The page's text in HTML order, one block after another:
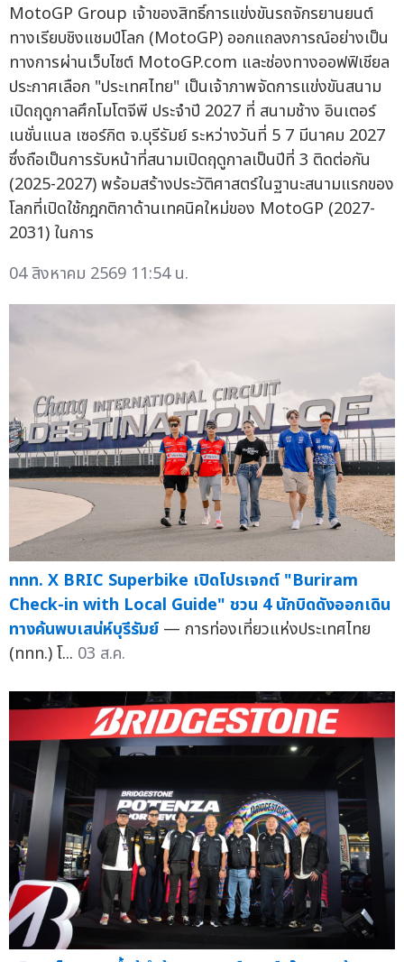
MotoGP Group เจ้าของสิทธิ์การแข่งขันรถจักรยานยนต์
ทางเรียบชิงแชมป์โลก (MotoGP) ออกแถลงการณ์อย่างเป็น
ทางการผ่านเว็บไซต์ MotoGP.com และช่องทางออฟฟิเชียล
ประกาศเลือก "ประเทศไทย" เป็นเจ้าภาพจัดการแข่งขันสนาม
เปิดฤดูกาลศึกโมโตจีพี ประจำปี 2027 ที่ สนามช้าง อินเตอร์
เนชั่นแนล เซอร์กิต จ.บุรีรัมย์ ระหว่างวันที่ 5 7 มีนาคม 2027
ซึ่งถือเป็นการรับหน้าที่สนามเปิดฤดูกาลเป็นปีที่ 3 ติดต่อกัน
(2025-2027) พร้อมสร้างประวัติศาสตร์ในฐานะสนามแรกของ
โลกที่เปิดใช้กฎกติกาด้านเทคนิคใหม่ของ MotoGP (2027-
2031) ในการ
04 สิงหาคม 2569 11:54 น.
ททท. X BRIC Superbike เปิดโปรเจกต์ "Buriram
Check-in with Local Guide" ชวน 4 นักบิดดังออกเดิน
ทางค้นพบเสน่ห์บุรีรัมย์ — การท่องเที่ยวแห่งประเทศไทย
(ททท.) โ... 03 ส.ค.